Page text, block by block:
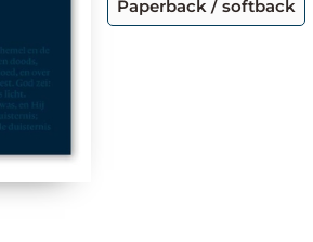
Paperback / softback